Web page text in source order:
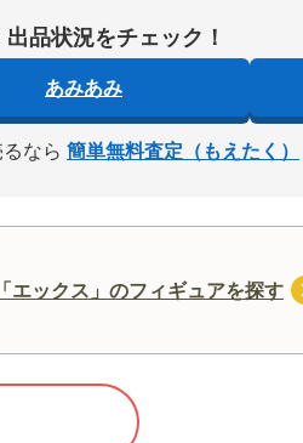
出品状況をチェック！
あみあみ
なら 簡単無料査定（もえたく）
「エックス」のフィギュアを探す